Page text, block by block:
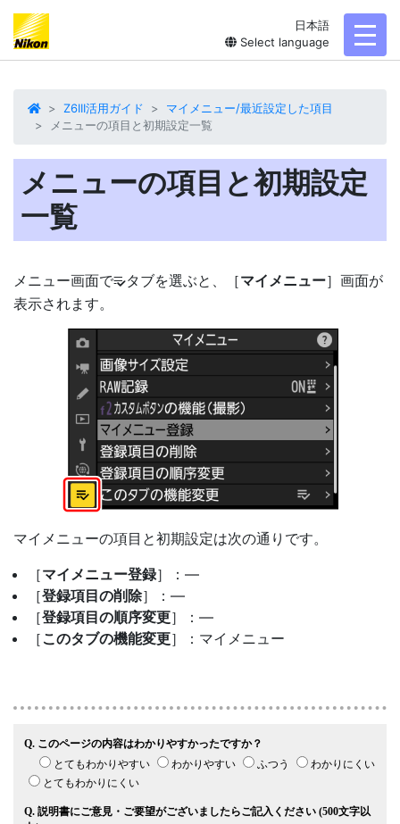
日本語
Select language
Z6III活用ガイド
マイメニュー/最近設定した項目
メニューの項目と初期設定一覧
メニューの項目と初期設定
一覧
メニュー画面でOタブを選ぶと、［マイメニュー］画面が
表示されます。
マイメニューの項目と初期設定は次の通りです。
［マイメニュー登録］：—
［登録項目の削除］：—
［登録項目の順序変更］：—
［ このタブの機能変更］：マイメニュー